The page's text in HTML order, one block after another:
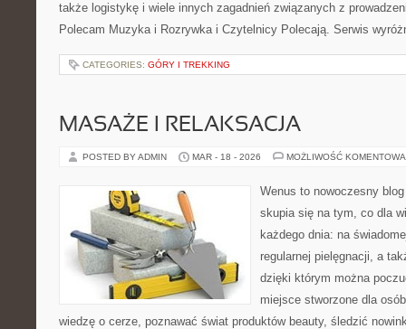
także logistykę i wiele innych zagadnień związanych z
Polecam Muzyka i Rozrywka i Czytelnicy Polecają. Serwis
CATEGORIES: GÓRY I TREKKING
MASAŻE I RELAKSACJA
POSTED BY ADMIN MAR - 18 - 2026 MOŻLIWOŚĆ
Wenus to nowoczesny
skupia się na tym, co dla
każdego dnia: na
regularnej pielęgnacji, a
dzięki którym można
miejsce stworzone dla
wiedzę o cerze, poznawać świat produktów beauty, śledzić